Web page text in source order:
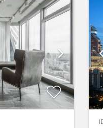
фотографии